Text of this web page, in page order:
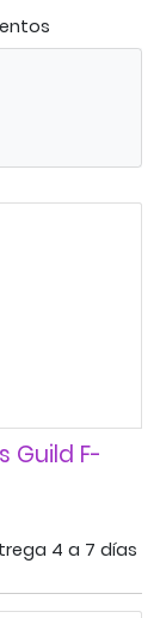
Guild F-
4 a 7 días